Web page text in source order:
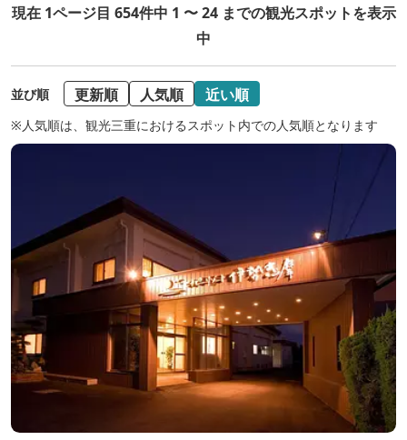
現在 1ページ目 654件中 1 〜 24 までの観光スポットを表示
中
並び順 更新順 人気順 近い順
※人気順は、観光三重におけるスポット内での人気順となります